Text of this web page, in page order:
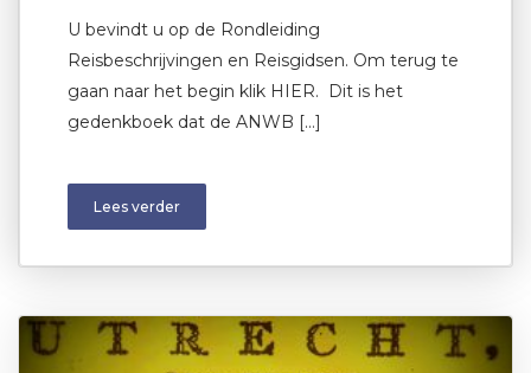
U bevindt u op de Rondleiding
Reisbeschrijvingen en Reisgidsen. Om terug te
gaan naar het begin klik HIER. Dit is het
gedenkboek dat de ANWB […]
Lees verder